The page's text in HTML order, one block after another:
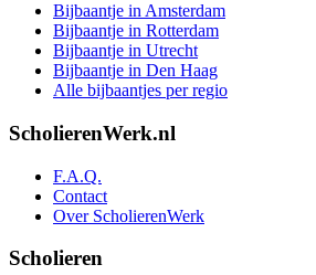
Bijbaantje in Amsterdam
Bijbaantje in Rotterdam
Bijbaantje in Utrecht
Bijbaantje in Den Haag
Alle bijbaantjes per regio
ScholierenWerk.nl
F.A.Q.
Contact
Over ScholierenWerk
Scholieren